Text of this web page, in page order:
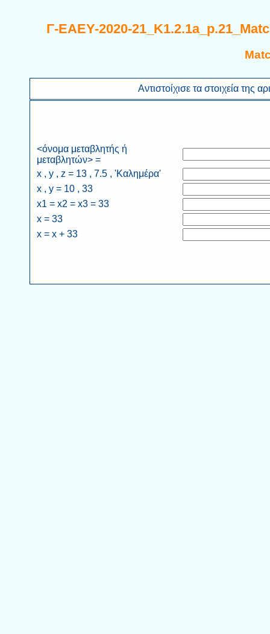
Γ-EAEY-2020-
Αντιστοίχισε τα στοιχεία της
<όνομα μεταβλητής ή
μεταβλητών> =
x , y , z = 13 , 7.5 , 'Καλημέρα'
x , y = 10 , 33
x1 = x2 = x3 = 33
x = 33
x = x + 33